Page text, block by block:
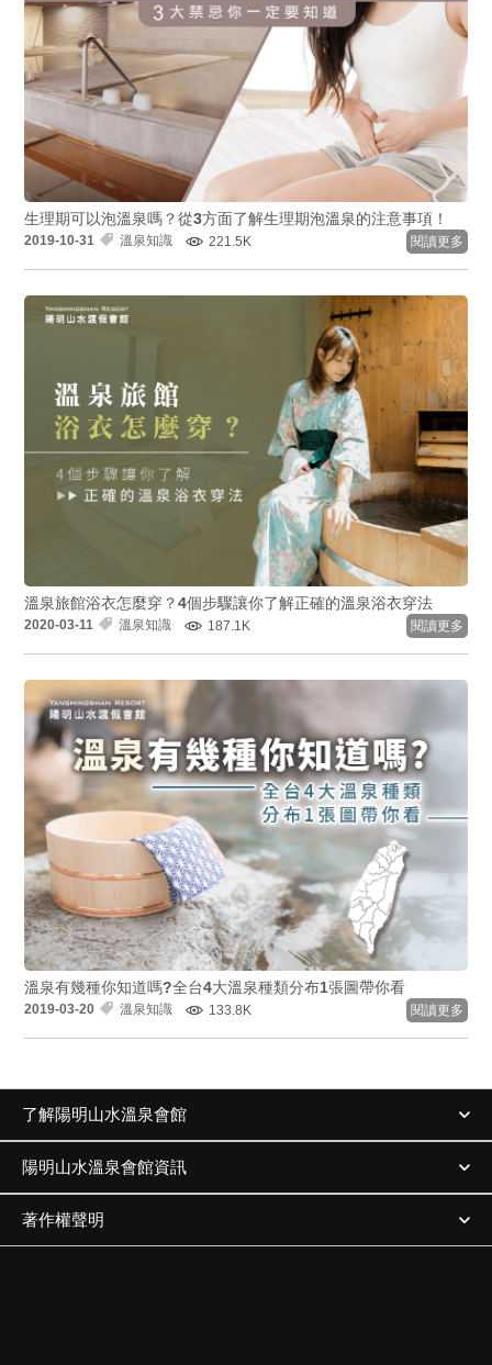
生理期可以泡溫泉嗎？從3方面了解生理期泡溫泉的注意事項！
2019-10-31 溫泉知識 221.5K 閱讀更多
溫泉旅館浴衣怎麼穿？4個步驟讓你了解正確的溫泉浴衣穿法
2020-03-11 溫泉知識 187.1K 閱讀更多
溫泉有幾種你知道嗎?全台4大溫泉種類分布1張圖帶你看
2019-03-20 溫泉知識 133.8K 閱讀更多
了解陽明山水溫泉會館
陽明山水溫泉會館資訊
著作權聲明